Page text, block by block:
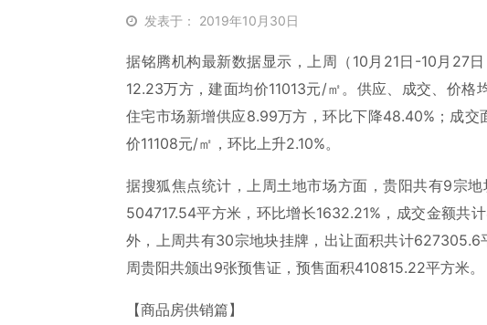
发表于： 2019年10月30日
据铭腾机构最新数据显示，上周（10月21日-10月27
12.23万方，建面均价11013元/㎡。供应、成交、价
住宅市场新增供应8.99万方，环比下降48.40%；成
价11108元/㎡，环比上升2.10%。
据搜狐焦点统计，上周土地市场方面，贵阳共有9宗
504717.54平方米，环比增长1632.21%，成交金额共
外，上周共有30宗地块挂牌，出让面积共计627305.6
周贵阳共颁出9张预售证，预售面积410815.22平方米。
【商品房供销篇】